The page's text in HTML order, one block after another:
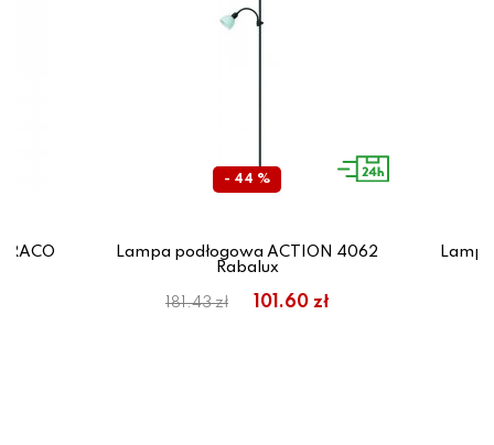
- 44 %
Lampa podłogowa ACTION 4062
Rabalux
181.43 zł 101.60 zł